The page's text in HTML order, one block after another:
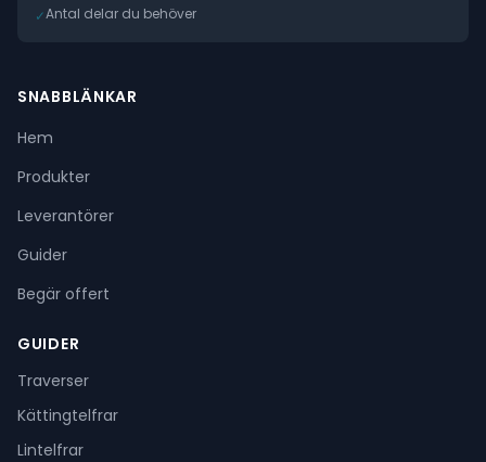
✓Antal delar du behöver
SNABBLÄNKAR
Hem
Produkter
Leverantörer
Guider
Begär offert
GUIDER
Traverser
Kättingtelfrar
Lintelfrar